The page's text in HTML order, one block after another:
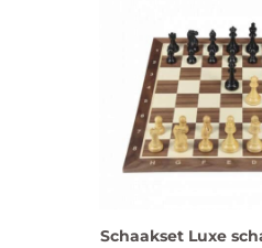
Schaakset Luxe